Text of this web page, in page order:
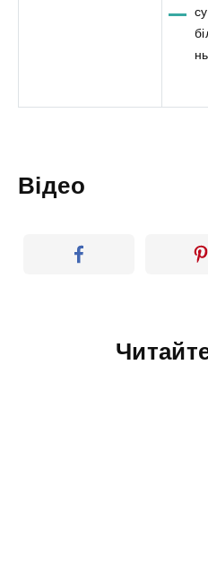
Відео